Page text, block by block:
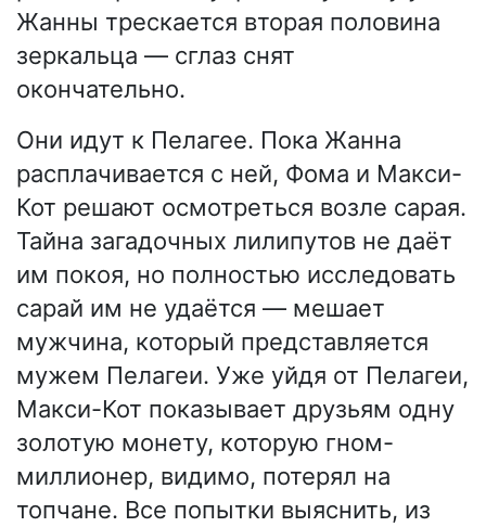
Жанны трескается вторая половина
зеркальца — сглаз снят
окончательно.
Они идут к Пелагее. Пока Жанна
расплачивается с ней, Фома и Макси-
Кот решают осмотреться возле сарая.
Тайна загадочных лилипутов не даёт
им покоя, но полностью исследовать
сарай им не удаётся — мешает
мужчина, который представляется
мужем Пелагеи. Уже уйдя от Пелагеи,
Макси-Кот показывает друзьям одну
золотую монету, которую гном-
миллионер, видимо, потерял на
топчане. Все попытки выяснить, из